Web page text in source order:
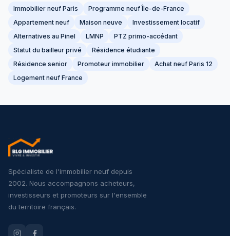
Immobilier neuf Paris
Programme neuf Île-de-France
Appartement neuf
Maison neuve
Investissement locatif
Alternatives au Pinel
LMNP
PTZ primo-accédant
Statut du bailleur privé
Résidence étudiante
Résidence senior
Promoteur immobilier
Achat neuf Paris 12
Logement neuf France
Spécialiste de l'immobilier neuf depuis
2002. Nous accompagnons acheteurs,
investisseurs et promoteurs sur l'ensemble
du territoire français.